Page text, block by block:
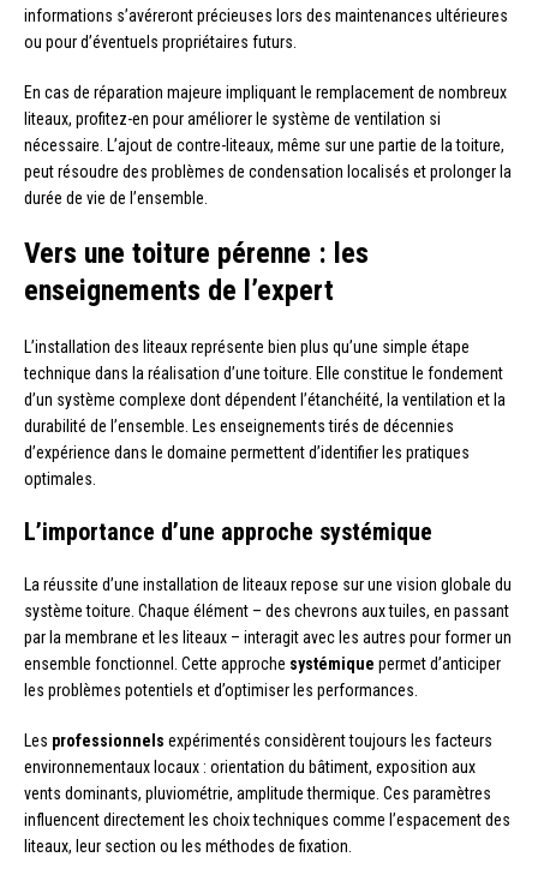
informations s’avéreront précieuses lors des maintenances ultérieures
ou pour d’éventuels propriétaires futurs.
En cas de réparation majeure impliquant le remplacement de nombreux
liteaux, profitez-en pour améliorer le système de ventilation si
nécessaire. L’ajout de contre-liteaux, même sur une partie de la toiture,
peut résoudre des problèmes de condensation localisés et prolonger la
durée de vie de l’ensemble.
Vers une toiture pérenne : les
enseignements de l’expert
L’installation des liteaux représente bien plus qu’une simple étape
technique dans la réalisation d’une toiture. Elle constitue le fondement
d’un système complexe dont dépendent l’étanchéité, la ventilation et la
durabilité de l’ensemble. Les enseignements tirés de décennies
d’expérience dans le domaine permettent d’identifier les pratiques
optimales.
L’importance d’une approche systémique
La réussite d’une installation de liteaux repose sur une vision globale du
système toiture. Chaque élément – des chevrons aux tuiles, en passant
par la membrane et les liteaux – interagit avec les autres pour former un
ensemble fonctionnel. Cette approche systémique permet d’anticiper
les problèmes potentiels et d’optimiser les performances.
Les professionnels expérimentés considèrent toujours les facteurs
environnementaux locaux : orientation du bâtiment, exposition aux
vents dominants, pluviométrie, amplitude thermique. Ces paramètres
influencent directement les choix techniques comme l’espacement des
liteaux, leur section ou les méthodes de fixation.